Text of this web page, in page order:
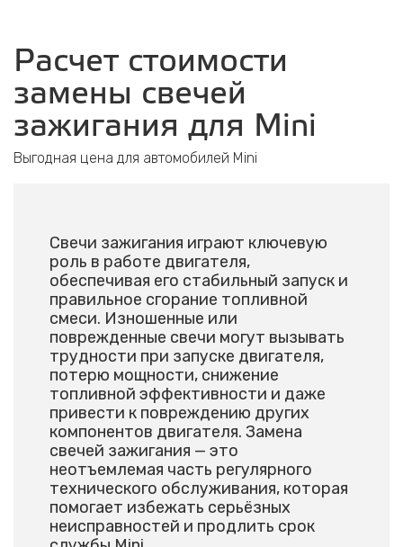
Расчет стоимости
замены свечей
зажигания для Mini
Выгодная цена для автомобилей Mini
Свечи зажигания играют ключевую
роль в работе двигателя,
обеспечивая его стабильный запуск и
правильное сгорание топливной
смеси. Изношенные или
поврежденные свечи могут вызывать
трудности при запуске двигателя,
потерю мощности, снижение
топливной эффективности и даже
привести к повреждению других
компонентов двигателя. Замена
свечей зажигания — это
неотъемлемая часть регулярного
технического обслуживания, которая
помогает избежать серьёзных
неисправностей и продлить срок